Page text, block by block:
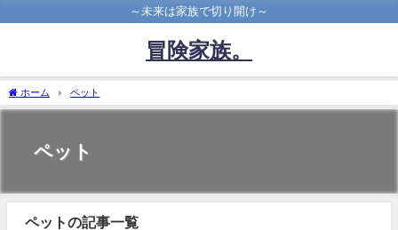
～未来は家族で切り開け～
冒険家族。
ホーム ペット
ペット
ペットの記事一覧